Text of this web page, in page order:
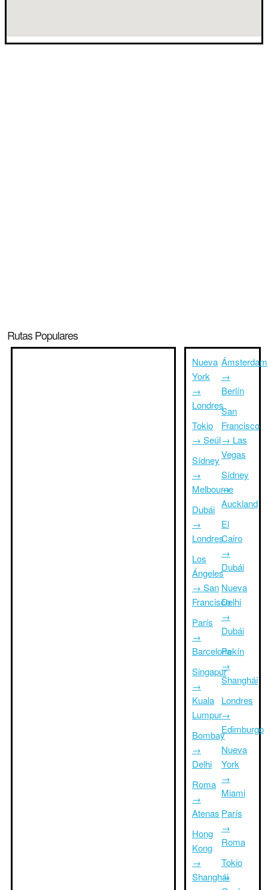
Rutas Populares
Nueva
York
→
Londres
Tokio
→ Seúl
Sídney
→
Melbourne
Dubái
→
Londres
Los
Ángeles
→ San
Francisco
París
→
Barcelona
Singapur
→
Kuala
Lumpur
Bombay
→
Delhi
Roma
→
Atenas
Hong
Kong
→
Shanghái
Ámsterdam
→
Berlín
San
Francisco
→ Las
Vegas
Sídney
→
Auckland
El
Cairo
→
Dubái
Nueva
Delhi
→
Dubái
Pekín
→
Shanghái
Londres
→
Edimburgo
Nueva
York
→
Miami
París
→
Roma
Tokio
→